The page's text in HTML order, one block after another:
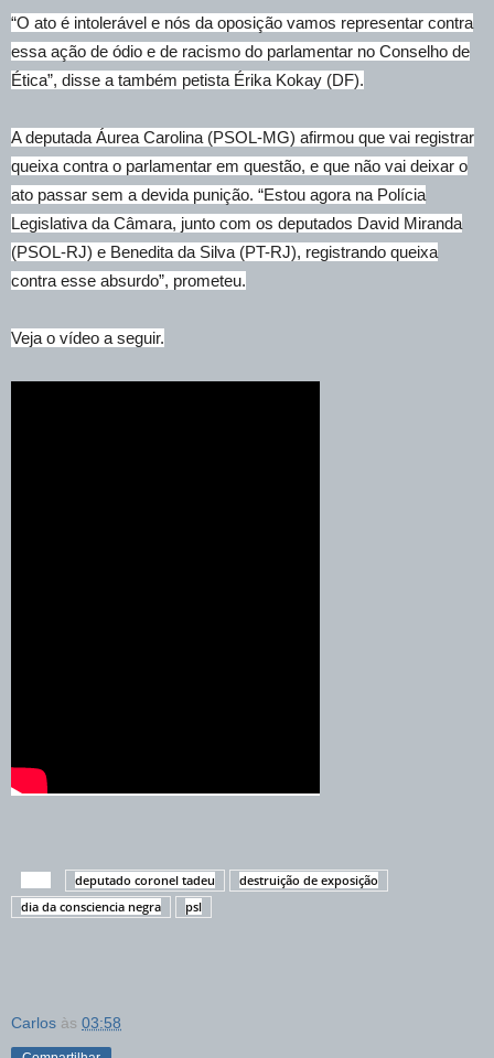
“O ato é intolerável e nós da oposição vamos representar contra
essa ação de ódio e de racismo do parlamentar no Conselho de
Ética”, disse a também petista Érika Kokay (DF).
A deputada Áurea Carolina (PSOL-MG) afirmou que vai registrar
queixa contra o parlamentar em questão, e que não vai deixar o
ato passar sem a devida punição. “Estou agora na Polícia
Legislativa da Câmara, junto com os deputados David Miranda
(PSOL-RJ) e Benedita da Silva (PT-RJ), registrando queixa
contra esse absurdo”, prometeu.
Veja o vídeo a seguir.
deputado coronel tadeu
destruição de exposição
dia da consciencia negra
psl
Carlos às 03:58